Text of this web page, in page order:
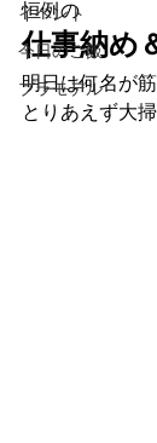
イベント
今日のご飯
プラモデル
恒例の
仕事納め
明日は何名が
とりあえず大